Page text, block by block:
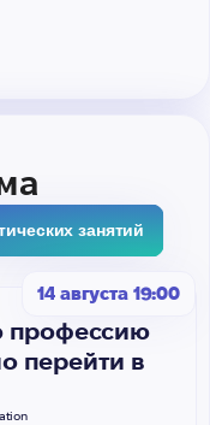
занятий
14 августа 19:00
профессию
перейти в